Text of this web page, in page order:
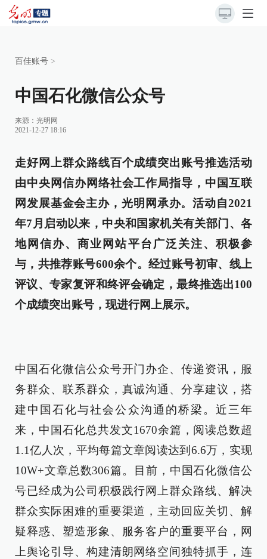
百佳账号 >
中国石化微信公众号
来源： 光明网
2021-12-27 18:16
走好网上群众路线百个成绩突出账号推选活动
由中央网信办网络社会工作局指导，中国互联
网发展基金会主办，光明网承办。活动自2021
年7月启动以来，中央和国家机关有关部门、各
地网信办、商业网站平台广泛关注、积极参
与，共推荐账号600余个。经过账号初审、线上
评议、专家复评和终评会确定，最终推选出100
个成绩突出账号，现进行网上展示。
中国石化微信公众号开门办企、传递资讯，服
务群众、联系群众，真诚沟通、分享建议，搭
建中国石化与社会公众沟通的桥梁。近三年
来，中国石化总共发文1670余篇，阅读总数超
1.1亿人次，平均每篇文章阅读达到6.6万，实现
10W+文章总数306篇。目前，中国石化微信公
号已经成为公司积极践行网上群众路线、解决
群众实际困难的重要渠道，主动回应关切、解
疑释惑、塑造形象、服务客户的重要平台，网
上舆论引导、构建清朗网络空间独特抓手，连